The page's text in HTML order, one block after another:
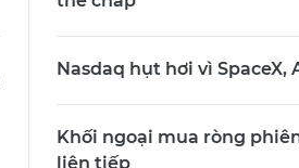
thế chấp
Nasdaq hụt hơi vì SpaceX,
Khối ngoại mua ròng